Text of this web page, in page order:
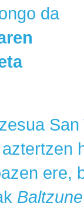
da
ere,
Baltzune